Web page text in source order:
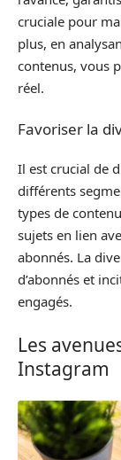
cruciale pour
plus, en
contenus, vous
réel.
Favoriser la
Il est crucial de
différents
types de
sujets en lien
abonnés. La
d’abonnés et
engagés.
Les
Instagram